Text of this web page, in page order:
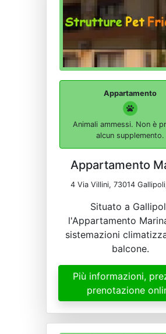
Appartamento
Animali ammessi. Non è
alcun supplemento.
Appartamento
4 Via Villini, 73014
Situato a
l'Appartamento
sistemazioni
balcone.
Più informazioni,
prenotazione